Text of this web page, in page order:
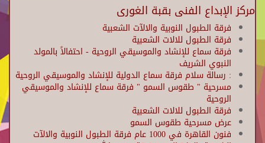
مركز الإبداع الفنى بقبة الغورى
فرقة الطبول النوبية والالآت الشعبية
فرقة الطبول للالات الشعبية
فرقة سماع للإنشاد والموسيقي الروحية - احتفالاً بالمولد
النبوي الشريف
: رسالة سلام فرقة سماع الدولية للإنشاد والموسيقي الروحية
مسرحية " طقوس السمو " فرقة سماع للإنشاد والموسيقي
الروحية
فرقة الطبول للالات الشعبية
عرض مسرحية طقوس السمو
فنون القاهرة في 1000 عام فرقة الطبول النوبية والالآت